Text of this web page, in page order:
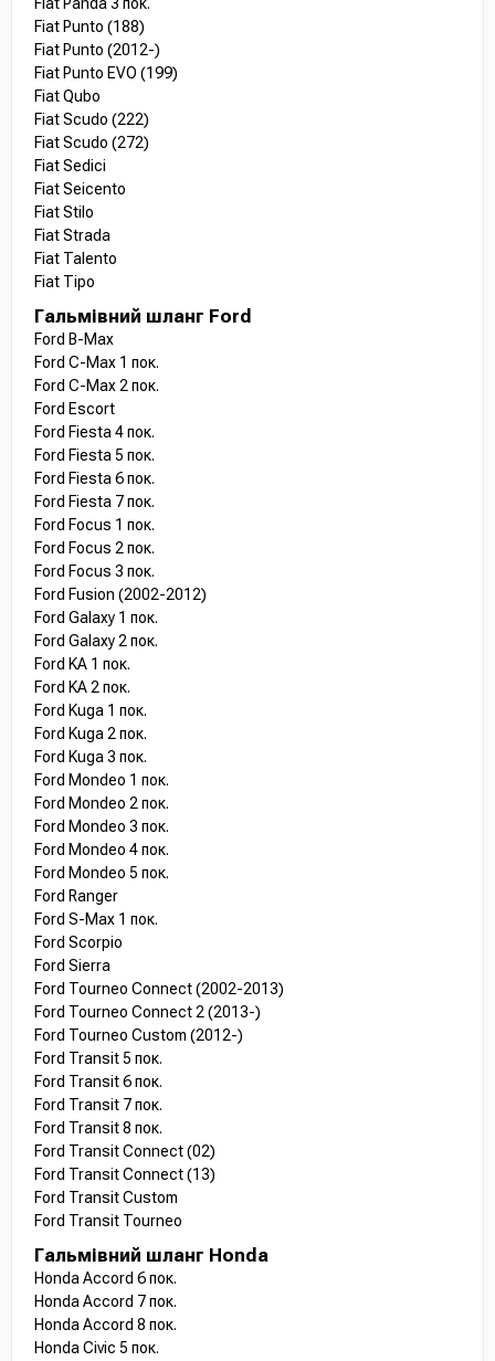
Fiat Panda 3 пок.
Fiat Punto (188)
Fiat Punto (2012-)
Fiat Punto EVO (199)
Fiat Qubo
Fiat Scudo (222)
Fiat Scudo (272)
Fiat Sedici
Fiat Seicento
Fiat Stilo
Fiat Strada
Fiat Talento
Fiat Tipo
Гальмівний шланг Ford
Ford B-Max
Ford C-Max 1 пок.
Ford C-Max 2 пок.
Ford Escort
Ford Fiesta 4 пок.
Ford Fiesta 5 пок.
Ford Fiesta 6 пок.
Ford Fiesta 7 пок.
Ford Focus 1 пок.
Ford Focus 2 пок.
Ford Focus 3 пок.
Ford Fusion (2002-2012)
Ford Galaxy 1 пок.
Ford Galaxy 2 пок.
Ford KA 1 пок.
Ford KA 2 пок.
Ford Kuga 1 пок.
Ford Kuga 2 пок.
Ford Kuga 3 пок.
Ford Mondeo 1 пок.
Ford Mondeo 2 пок.
Ford Mondeo 3 пок.
Ford Mondeo 4 пок.
Ford Mondeo 5 пок.
Ford Ranger
Ford S-Max 1 пок.
Ford Scorpio
Ford Sierra
Ford Tourneo Connect (2002-2013)
Ford Tourneo Connect 2 (2013-)
Ford Tourneo Custom (2012-)
Ford Transit 5 пок.
Ford Transit 6 пок.
Ford Transit 7 пок.
Ford Transit 8 пок.
Ford Transit Connect (02)
Ford Transit Connect (13)
Ford Transit Custom
Ford Transit Tourneo
Гальмівний шланг Honda
Honda Accord 6 пок.
Honda Accord 7 пок.
Honda Accord 8 пок.
Honda Civic 5 пок.